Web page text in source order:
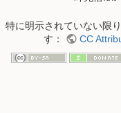
特に明示されていない限
す：
CC